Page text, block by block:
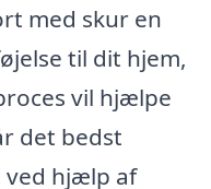
med skur en
til dit hjem,
vil hjælpe
det bedst
ved hjælp af